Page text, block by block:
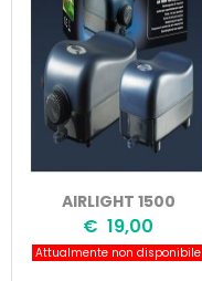
AIRLIGHT 1500
€ 19,00
Attualmente non disponibile